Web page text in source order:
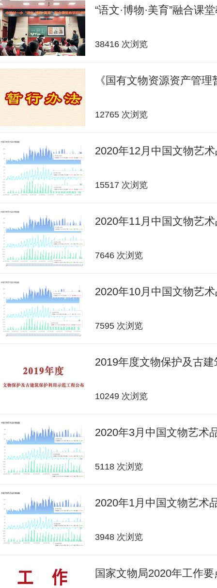
“语文·博物·美育”融合课
38416 次浏览
《国有文物资源资产管
12765 次浏览
2020年12月中国文物艺
15517 次浏览
2020年11月中国文物艺
7646 次浏览
2020年10月中国文物艺
7595 次浏览
2019年度文物保护及古
10249 次浏览
2020年3月中国文物艺术
5118 次浏览
2020年1月中国文物艺术
3948 次浏览
国家文物局2020年工作要